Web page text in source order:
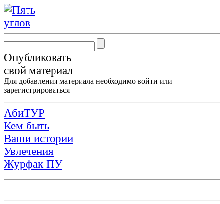
Опубликовать
свой материал
Для добавления материала необходимо войти или
зарегистрироваться
АбиТУР
Кем быть
Ваши истории
Увлечения
Журфак ПУ